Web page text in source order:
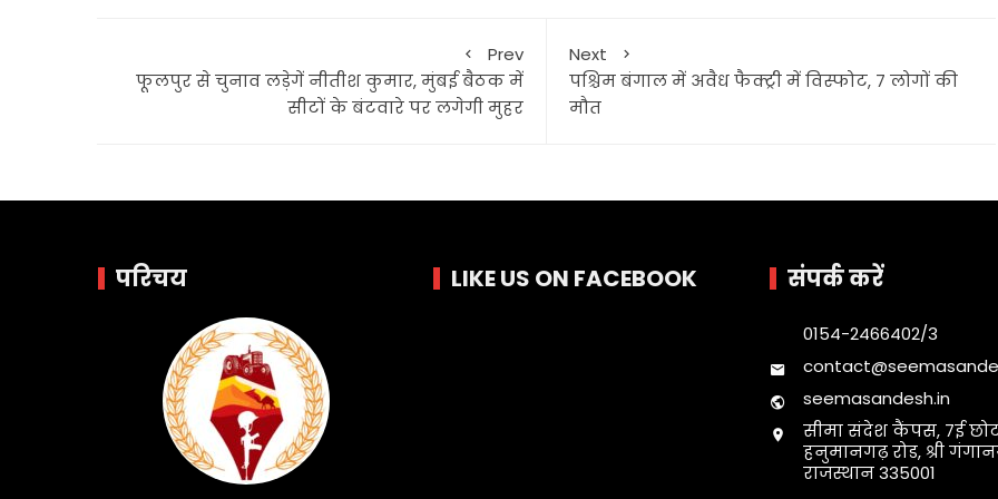
Prev
फूलपुर से चुनाव लड़ेगें नीतीश कुमार, मुंबई बैठक में
सीटों के बंटवारे पर लगेगी मुहर
Next
पश्चिम बंगाल में अवैध फैक्ट्री में विस्फोट, 7 लोगों की
मौत
परिचय LIKE US ON FACEBOOK संपर्क करें
0154-2466402/3
seemasandesh.in
सीमा संदेश कैंपस, 7ई
हनुमानगढ़ रोड, श्री
राजस्थान 335001